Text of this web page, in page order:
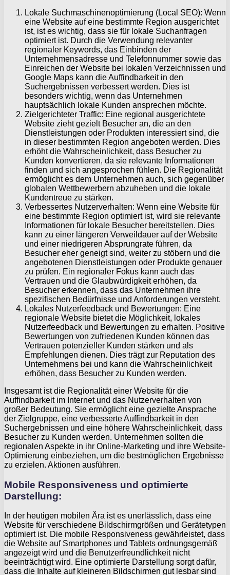
Lokale Suchmaschinenoptimierung (Local SEO): Wenn
eine Website auf eine bestimmte Region ausgerichtet
ist, ist es wichtig, dass sie für lokale Suchanfragen
optimiert ist. Durch die Verwendung relevanter
regionaler Keywords, das Einbinden der
Unternehmensadresse und Telefonnummer sowie das
Einreichen der Website bei lokalen Verzeichnissen und
Google Maps kann die Auffindbarkeit in den
Suchergebnissen verbessert werden. Dies ist
besonders wichtig, wenn das Unternehmen
hauptsächlich lokale Kunden ansprechen möchte.
Zielgerichteter Traffic: Eine regional ausgerichtete
Website zieht gezielt Besucher an, die an den
Dienstleistungen oder Produkten interessiert sind, die
in dieser bestimmten Region angeboten werden. Dies
erhöht die Wahrscheinlichkeit, dass Besucher zu
Kunden konvertieren, da sie relevante Informationen
finden und sich angesprochen fühlen. Die Regionalität
ermöglicht es dem Unternehmen auch, sich gegenüber
globalen Wettbewerbern abzuheben und die lokale
Kundentreue zu stärken.
Verbessertes Nutzerverhalten: Wenn eine Website für
eine bestimmte Region optimiert ist, wird sie relevante
Informationen für lokale Besucher bereitstellen. Dies
kann zu einer längeren Verweildauer auf der Website
und einer niedrigeren Absprungrate führen, da
Besucher eher geneigt sind, weiter zu stöbern und die
angebotenen Dienstleistungen oder Produkte genauer
zu prüfen. Ein regionaler Fokus kann auch das
Vertrauen und die Glaubwürdigkeit erhöhen, da
Besucher erkennen, dass das Unternehmen ihre
spezifischen Bedürfnisse und Anforderungen versteht.
Lokales Nutzerfeedback und Bewertungen: Eine
regionale Website bietet die Möglichkeit, lokales
Nutzerfeedback und Bewertungen zu erhalten. Positive
Bewertungen von zufriedenen Kunden können das
Vertrauen potenzieller Kunden stärken und als
Empfehlungen dienen. Dies trägt zur Reputation des
Unternehmens bei und kann die Wahrscheinlichkeit
erhöhen, dass Besucher zu Kunden werden.
Insgesamt ist die Regionalität einer Website für die
Auffindbarkeit im Internet und das Nutzerverhalten von
großer Bedeutung. Sie ermöglicht eine gezielte Ansprache
der Zielgruppe, eine verbesserte Auffindbarkeit in den
Suchergebnissen und eine höhere Wahrscheinlichkeit, dass
Besucher zu Kunden werden. Unternehmen sollten die
regionalen Aspekte in ihr Online-Marketing und ihre Website-
Optimierung einbeziehen, um die bestmöglichen Ergebnisse
zu erzielen. Aktionen ausführen.
Mobile Responsiveness und optimierte
Darstellung:
In der heutigen mobilen Ära ist es unerlässlich, dass eine
Website für verschiedene Bildschirmgrößen und Gerätetypen
optimiert ist. Die mobile Responsiveness gewährleistet, dass
die Website auf Smartphones und Tablets ordnungsgemäß
angezeigt wird und die Benutzerfreundlichkeit nicht
beeinträchtigt wird. Eine optimierte Darstellung sorgt dafür,
dass die Inhalte auf kleineren Bildschirmen gut lesbar sind